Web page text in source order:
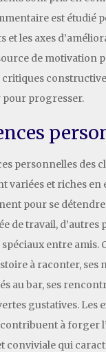
est étudié
et les axes
de motivation
critiques
pour progresser.
personnelles des
variées et riches en
pour se
de travail, d’autres
entre amis.
à raconter, ses
au bar, ses
gustatives. Les
à forger
conviviale qui